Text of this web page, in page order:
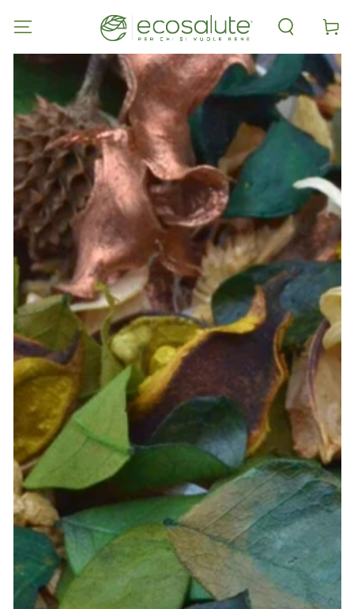
CONTENUTO
Carello
PASSA ALLE
INFORMAZIONE
SUL PRODOTTO